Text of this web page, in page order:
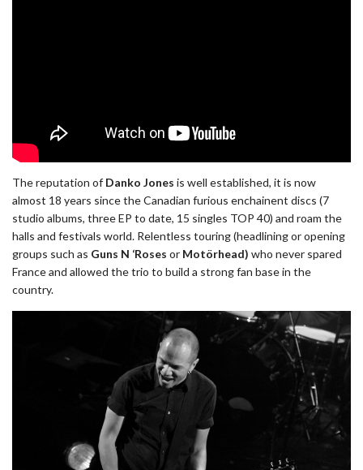
The reputation of Danko Jones is well established, it is now
almost 18 years since the Canadian furious enchainent discs (7
studio albums, three EP to date, 15 singles TOP 40) and roam the
halls and festivals world. Relentless touring (headlining or opening
groups such as Guns N ‘Roses or Motörhead) who never spared
France and allowed the trio to build a strong fan base in the
country.